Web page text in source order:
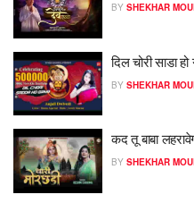
BY SHEKHAR
दिल चोरी साडा
BY SHEKHAR
कद तू बाबा
BY SHEKHAR